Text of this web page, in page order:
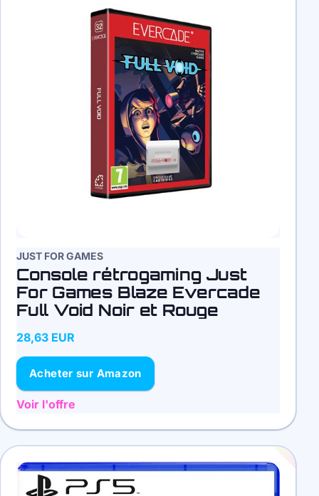
JUST FOR GAMES
Console rétrogaming Just
For Games Blaze Evercade
Full Void Noir et Rouge
28,63 EUR
Acheter sur Amazon
Voir l'offre